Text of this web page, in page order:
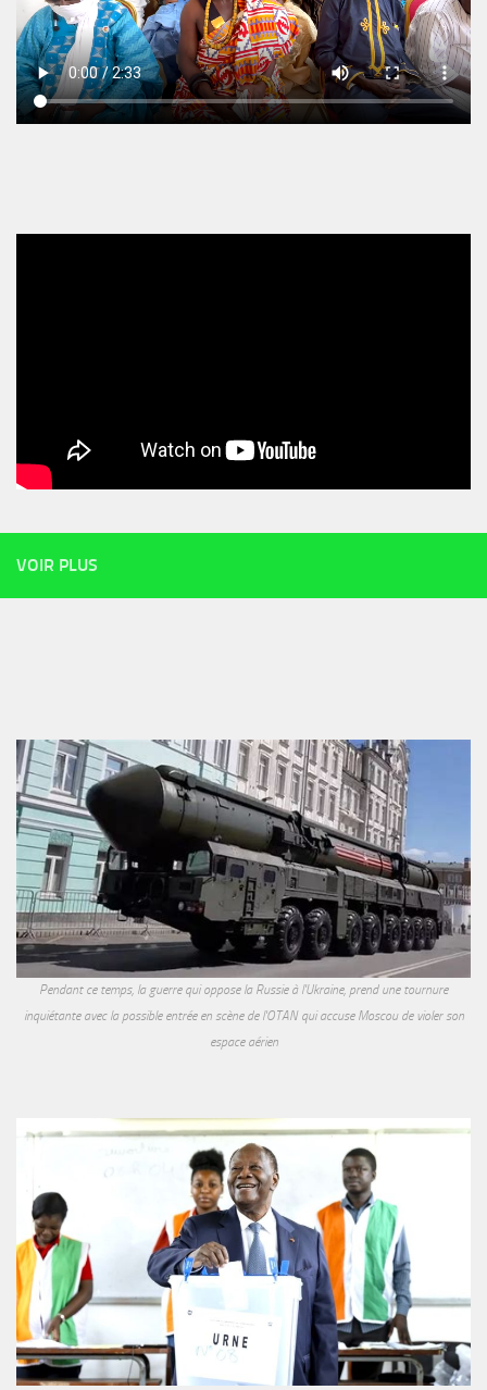
VOIR PLUS
Pendant ce temps, la guerre qui oppose la Russie à l'Ukraine, prend une tournure
inquiétante avec la possible entrée en scène de l'OTAN qui accuse Moscou de violer son
espace aérien